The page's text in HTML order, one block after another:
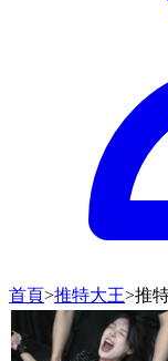
首頁>推特大王>推